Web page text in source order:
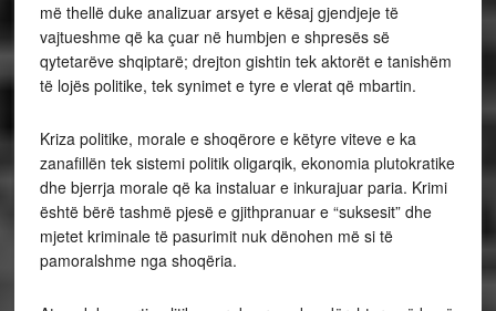
më thellë duke analizuar arsyet e kësaj gjendjeje të
vajtueshme që ka çuar në humbjen e shpresës së
qytetarëve shqiptarë; drejton gishtin tek aktorët e tanishëm
të lojës politike, tek synimet e tyre e vlerat që mbartin.
Kriza politike, morale e shoqërore e këtyre viteve e ka
zanafillën tek sistemi politik oligarqik, ekonomia plutokratike
dhe bjerrja morale që ka instaluar e inkurajuar paria. Krimi
është bërë tashmë pjesë e gjithpranuar e “suksesit” dhe
mjetet kriminale të pasurimit nuk dënohen më si të
pamoralshme nga shoqëria.